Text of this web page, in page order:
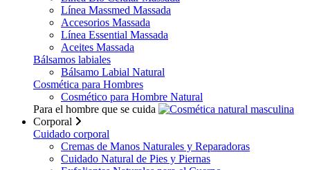
Línea Massmed Massada
Accesorios Massada
Línea Essential Massada
Aceites Massada
Bálsamos labiales
Bálsamo Labial Natural
Cosmética para Hombres
Cosmético para Hombre Natural
Para el hombre que se cuida
Corporal
Cuidado corporal
Cremas de Manos Naturales y Reparadoras
Cuidado Natural de Pies y Piernas